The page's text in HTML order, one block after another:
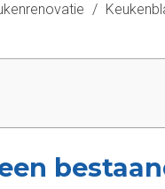
/